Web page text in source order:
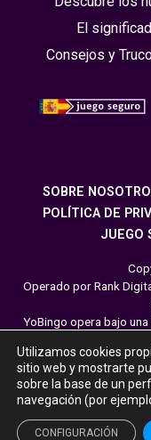
El
Consejos y
SOBRE
POLÍTICA DE
JUEGO
Operado por Rank
YoBingo opera bajo
responsabilidad en
entretenimiento cuya
jugadores en nuestra
las pautas
Utilizamos cookies
sitio web y mostrarte
sobre la base de un
navegación (por
CONFIGURACIÓN